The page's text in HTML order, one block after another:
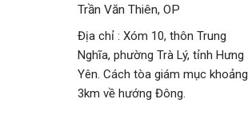
Trần Văn Thiên, OP
Địa chỉ : Xóm 10, thôn Trung
Nghĩa, phường Trà Lý, tỉnh Hưng
Yên. Cách tòa giám mục khoảng
3km về hướng Đông.